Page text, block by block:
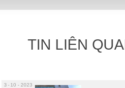
TIN LIÊN
3 10 - 2023